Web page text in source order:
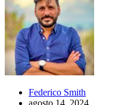
Federico Smith